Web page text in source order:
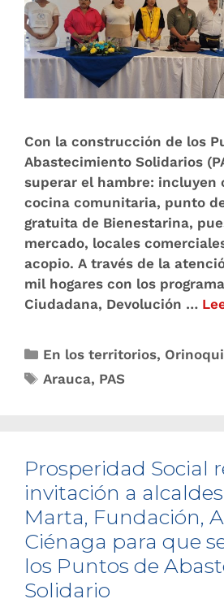
Con la construcción de los
Abastecimiento Solidarios
superar el hambre: incluyen
cocina comunitaria, punto
gratuita de Bienestarina,
mercado, locales
acopio. A través de la
mil hogares con los
Ciudadana, Devolución …
En los territorios,
Arauca, PAS
Prosperidad Social
invitación a
Marta, Fundación,
Ciénaga para que
los Puntos de
Solidario